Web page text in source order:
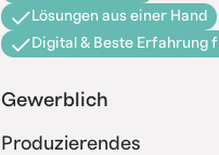
Lösungen aus einer Hand
Digital & Beste Erfahrung
Gewerblich
Produzierendes